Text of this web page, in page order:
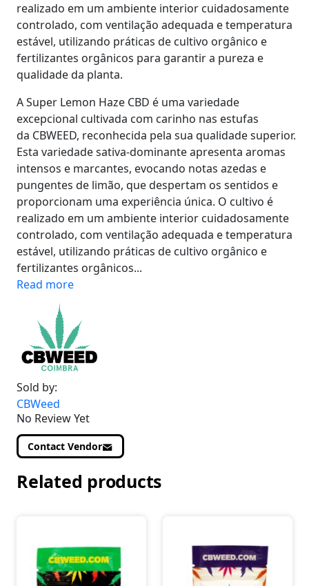
realizado em um ambiente interior cuidadosamente
controlado, com ventilação adequada e temperatura
estável, utilizando práticas de cultivo orgânico e
fertilizantes orgânicos para garantir a pureza e
qualidade da planta.
​A Super Lemon Haze CBD é uma variedade
excepcional cultivada com carinho nas estufas
da CBWEED, reconhecida pela sua qualidade superior.
Esta variedade sativa-dominante apresenta aromas
intensos e marcantes, evocando notas azedas e
pungentes de limão, que despertam os sentidos e
proporcionam uma experiência única. O cultivo é
realizado em um ambiente interior cuidadosamente
controlado, com ventilação adequada e temperatura
estável, utilizando práticas de cultivo orgânico e
fertilizantes orgânicos...
Read more
Sold by:
CBWeed
No Review Yet
Contact Vendor
Related products